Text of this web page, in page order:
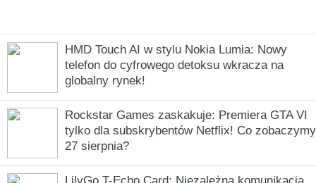
HMD Touch AI w stylu Nokia Lumia: Nowy
telefon do cyfrowego detoksu wkracza na
globalny rynek!
Rockstar Games zaskakuje: Premiera GTA VI
tylko dla subskrybentów Netflix! Co zobaczymy
27 sierpnia?